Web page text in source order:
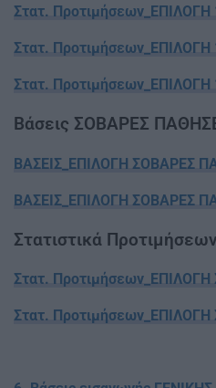
Στατ. Προτιμήσεων_ΕΠΙΛΟΓΗ
Στατ.
Στατ. Προτιμήσεων_ΕΠΙΛΟΓΗ
Βάσεις ΣΟΒΑΡΕΣ
ΒΑΣΕΙΣ_ΕΠΙΛΟΓΗ ΣΟΒΑΡΕΣ
ΒΑΣΕΙΣ_ΕΠΙΛΟΓΗ ΣΟΒΑΡΕΣ
Στατιστικά
Στατ.
Στατ.